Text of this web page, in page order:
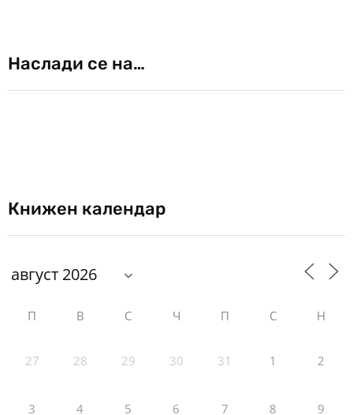
Наслади се на…
Книжен календар
П В С Ч П С Н
27 28 29 30 31 1 2
3 4 5 6 7 8 9